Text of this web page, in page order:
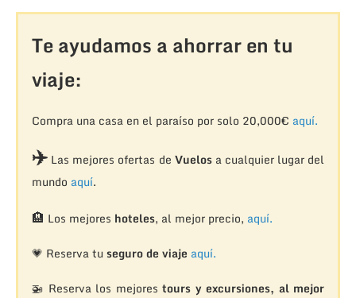
Te ayudamos a ahorrar en tu
viaje:
Compra una casa en el paraíso por solo 20,000€ aquí.
✈️Las mejores ofertas de Vuelosa cualquier lugar del
mundo aquí.
🏨 Los mejores hoteles, al mejor precio, aquí.
💗 Reserva tu seguro de viaje aquí.
🚁 Reserva los mejorestours y excursiones, al mejor